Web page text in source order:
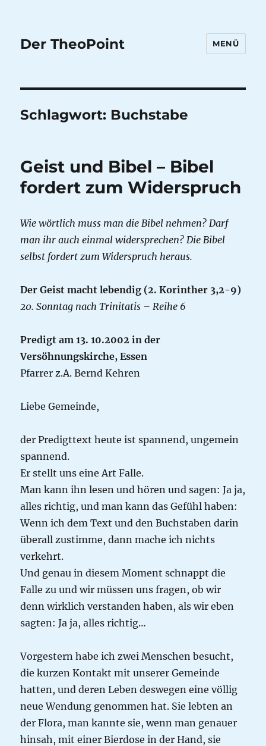
Der TheoPoint MENÜ
Schlagwort: Buchstabe
Geist und Bibel – Bibel
fordert zum Widerspruch
Wie wörtlich muss man die Bibel nehmen? Darf
man ihr auch einmal widersprechen? Die Bibel
selbst fordert zum Widerspruch heraus.
Der Geist macht lebendig (2. Korinther 3,2-9)
20. Sonntag nach Trinitatis – Reihe 6
Predigt am 13. 10.2002 in der
Versöhnungskirche, Essen
Pfarrer z.A. Bernd Kehren
Liebe Gemeinde,
der Predigttext heute ist spannend, ungemein
spannend.
Er stellt uns eine Art Falle.
Man kann ihn lesen und hören und sagen: Ja ja,
alles richtig, und man kann das Gefühl haben:
Wenn ich dem Text und den Buchstaben darin
überall zustimme, dann mache ich nichts
verkehrt.
Und genau in diesem Moment schnappt die
Falle zu und wir müssen uns fragen, ob wir
denn wirklich verstanden haben, als wir eben
sagten: Ja ja, alles richtig…
Vorgestern habe ich zwei Menschen besucht,
die kurzen Kontakt mit unserer Gemeinde
hatten, und deren Leben deswegen eine völlig
neue Wendung genommen hat. Sie lebten an
der Flora, man kannte sie, wenn man genauer
hinsah, mit einer Bierdose in der Hand, sie